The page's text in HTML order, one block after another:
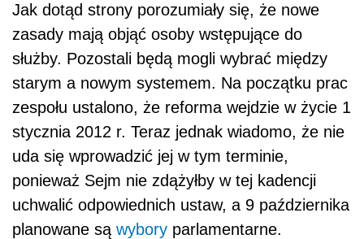
Jak dotąd strony porozumiały się, że nowe
zasady mają objąć osoby wstępujące do
służby. Pozostali będą mogli wybrać między
starym a nowym systemem. Na początku prac
zespołu ustalono, że reforma wejdzie w życie 1
stycznia 2012 r. Teraz jednak wiadomo, że nie
uda się wprowadzić jej w tym terminie,
ponieważ Sejm nie zdążyłby w tej kadencji
uchwalić odpowiednich ustaw, a 9 października
planowane są wybory parlamentarne.